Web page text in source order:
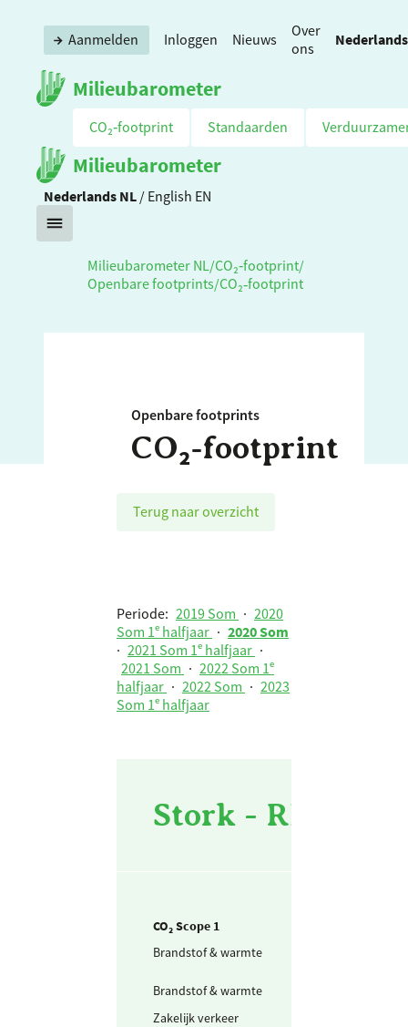
Milieubarometer
Aanmelden Inloggen Nieuws
Over
ons
Nederlands
CO₂‑footprint Standaarden
Milieubarometer
Nederlands NL / English EN
Milieubarometer NL /CO₂‑footprint/
Openbare footprints/CO₂‑footprint
Openbare footprints
CO₂‑footprint
Terug naar overzicht
Periode: 2019 Som · 2020
Som 1ᵉ halfjaar · 2020 Som
· 2021 Som 1ᵉ halfjaar ·
2021 Som · 2022 Som 1ᵉ
halfjaar · 2022 Som · 2023
Som 1ᵉ halfjaar
Stork - RBL
CO₂ Scope 1
Brandstof & warmte
Brandstof & warmte
Zakelijk verkeer